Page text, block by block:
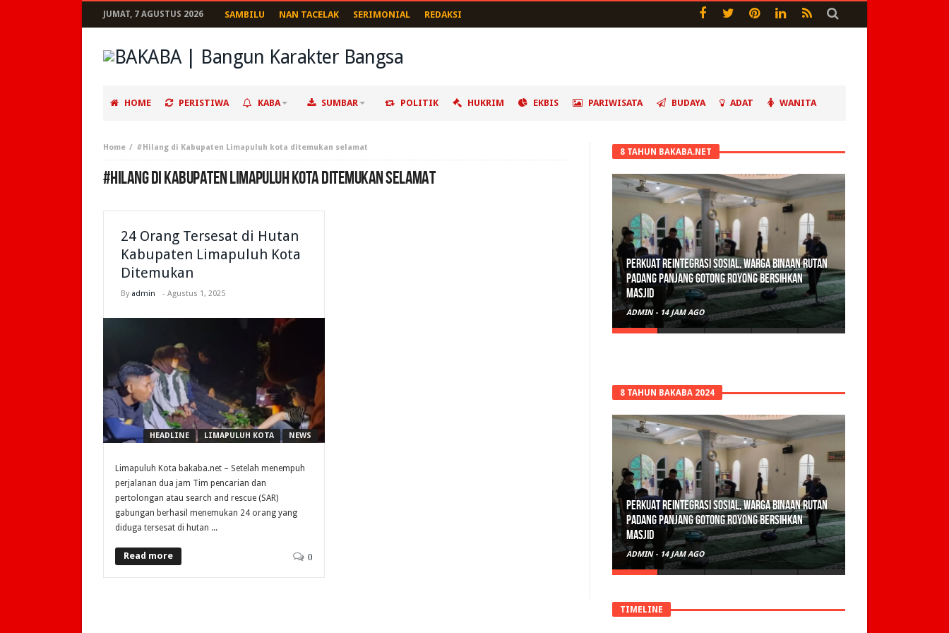
JUMAT, 7 AGUSTUS 2026 SAMBILU NAN TACELAK SERIMONIAL REDAKSI
HOME PERISTIWA KABA SUMBAR POLITIK HUKRIM EKBIS PARIWISATA BUDAYA ADAT WANITA
Home #Hilang di Kabupaten Limapuluh kota ditemukan selamat
#HILANG DI KABUPATEN LIMAPULUH KOTA DITEMUKAN SELAMAT
24 Orang Tersesat di Hutan
Kabupaten Limapuluh Kota
Ditemukan
By admin - Agustus 1, 2025
HEADLINE LIMAPULUH KOTA NEWS
Limapuluh Kota bakaba.net – Setelah menempuh
perjalanan dua jam Tim pencarian dan
pertolongan atau search and rescue (SAR)
gabungan berhasil menemukan 24 orang yang
diduga tersesat di hutan ...
Read more 0
8 TAHUN BAKABA.NET
Polisi Sita 82 Paket Ganja Siap Edar di Tanah
Datar
ADMIN - 2 HARI AGO
8 TAHUN BAKABA 2024
Polisi Sita 82 Paket Ganja Siap Edar di Tanah
Datar
ADMIN - 2 HARI AGO
TIMELINE